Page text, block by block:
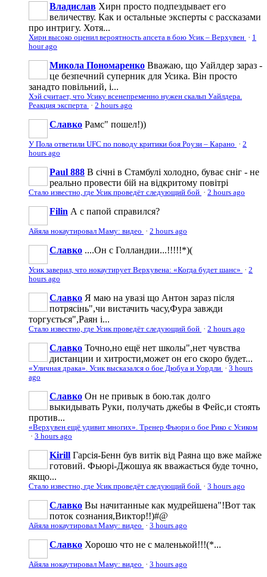
Владислав Хирн просто подпездывает его
величеству. Как и остальные эксперты с рассказами
про интригу. Хотя...
Хирн высоко оценил вероятность апсета в бою Усик – Верхувен · 1
hour ago
Микола Пономаренко Вважаю, що Уайлдер зараз -
це безпечний суперник для Усика. Він просто
занадто повільний, і...
Хэй считает, что Усику всенепременно нужен скальп Уайлдера.
Реакция эксперта · 2 hours ago
Славко Рамс" пошел!))
У Пола ответили UFC по поводу критики боя Роузи – Карано · 2
hours ago
Paul 888 В січні в Стамбулі холодно, буває сніг - не
реально провести бій на відкритому повітрі
Стало известно, где Усик проведёт следующий бой · 2 hours ago
Filin А с папой справился?
Айяла нокаутировал Маму: видео · 2 hours ago
Славко ....Он с Голландии...!!!!!*)(
Усик заверил, что нокаутирует Верхувена: «Когда будет шанс» · 2
hours ago
Славко Я маю на увазі що Антон зараз після
потрясінь",чи вистачить часу,Фура завжди
торгується",Раян і...
Стало известно, где Усик проведёт следующий бой · 2 hours ago
Славко Точно,но ещё нет школы",нет чувства
дистанции и хитрости,может он его скоро будет...
«Уличная драка». Усик высказался о бое Дюбуа и Уордли · 3 hours
ago
Славко Он не привык в бою.так долго
выкидывать Руки, получать джебы в Фейс,и стоять
против...
«Верхувен ещё удивит многих». Тренер Фьюри о бое Рико с Усиком
· 3 hours ago
Kirill Гарсія-Бенн був витік від Раяна що вже майже
готовий. Фьюрі-Джошуа як вважається буде точно,
якщо...
Стало известно, где Усик проведёт следующий бой · 3 hours ago
Славко Вы начитанные как мудрейшена"!Вот так
поток сознания,Виктор!!)#@
Айяла нокаутировал Маму: видео · 3 hours ago
Славко Хорошо что не с маленькой!!!(*...
Айяла нокаутировал Маму: видео · 3 hours ago